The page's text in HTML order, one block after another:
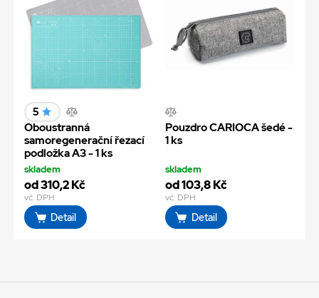
5
Oboustranná
samoregenerační řezací
podložka A3 - 1 ks
skladem
od 310,2 Kč
vč. DPH
Detail
Pouzdro CARIOCA šedé -
1 ks
skladem
od 103,8 Kč
vč. DPH
Detail